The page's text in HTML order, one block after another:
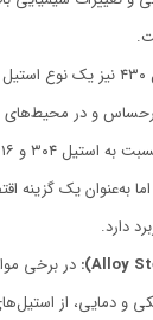
استیل ۴۳۰ نیز یک
و در
به‌عنوان یک گزینه
دارد.
در برخی
و دمایی، از